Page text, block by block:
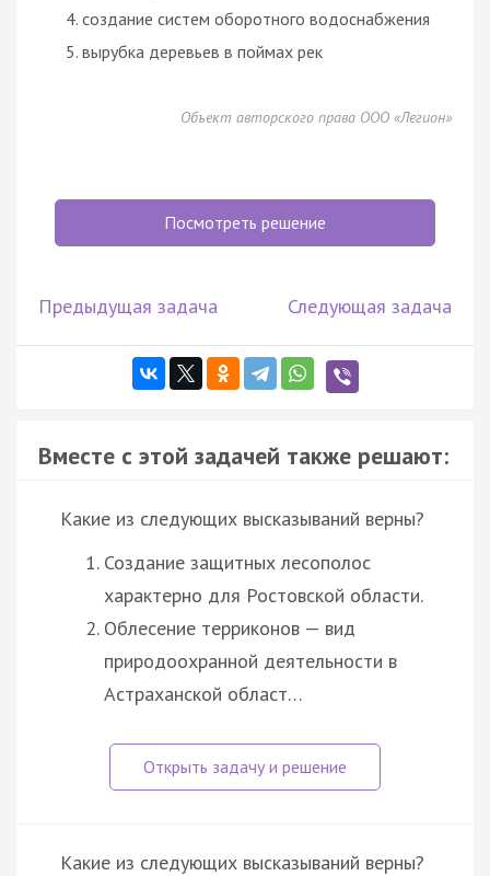
создание систем оборотного водоснабжения
вырубка деревьев в поймах рек
Объект авторского права ООО «Легион»
Посмотреть решение
Предыдущая задача Следующая задача
Вместе с этой задачей также решают:
Какие из следующих высказываний верны?
Создание защитных лесополос
характерно для Ростовской области.
Облесение терриконов — вид
природоохранной деятельности в
Астраханской област…
Какие из следующих высказываний верны?